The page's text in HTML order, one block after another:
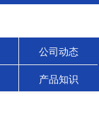
公司动态
产品知识